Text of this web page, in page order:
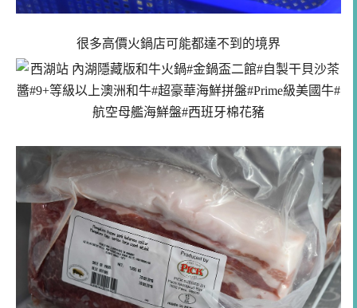
很多高價火鍋店可能都達不到的境界